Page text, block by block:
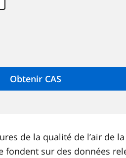
de la qualité de l’air de la
fondent sur des données